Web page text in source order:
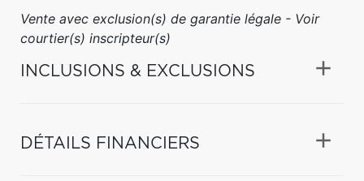
Vente avec exclusion(s) de garantie légale - Voir
courtier(s) inscripteur(s)
INCLUSIONS & EXCLUSIONS
DÉTAILS FINANCIERS